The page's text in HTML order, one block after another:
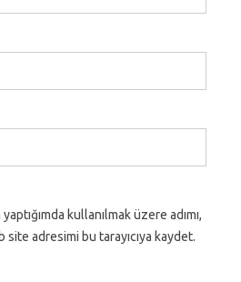
kullanılmak üzere adımı,
adresimi bu tarayıcıya kaydet.